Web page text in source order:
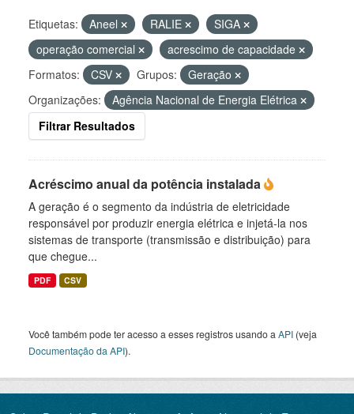
Etiquetas: Aneel RALIE
SIGA
operação comercial
acrescimo de capacidade
Formatos:
CSV Grupos:
Geração
Organizações:
Agência Nacional de Energia Elétrica
Filtrar Resultados
Acréscimo anual da potência instalada
A geração é o segmento da indústria de eletricidade
responsável por produzir energia elétrica e injetá-la nos
sistemas de transporte (transmissão e distribuição) para
que chegue...
PDF CSV
Você também pode ter acesso a esses registros usando a API (veja
Documentação da API).